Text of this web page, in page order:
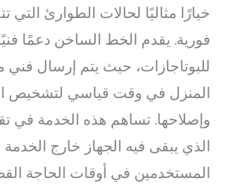
خيارًا مثاليًا لحالات الطوارئ التي
فورية. يقدم الخط الساخن دعمًا
للبوتاجازات، حيث يتم إرسال
المنزل في وقت قياسي لتشخيص
وإصلاحها. تساهم هذه الخدمة في
الذي يبقى فيه الجهاز خارج
المستخدمين في أوقات الحاجة